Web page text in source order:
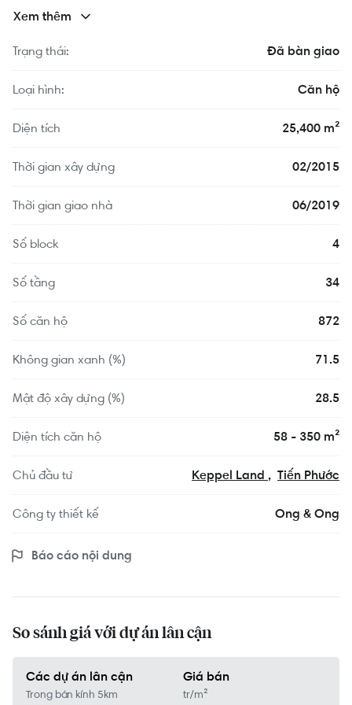
vậy, bạn đọc và khách hàng chỉ xem đây là nguồn tham
khảo. Rever không chịu trách nhiệm gì đối với bất kỳ thiệt hại
trực tiếp hay do hậu quả phát sinh từ việc sử dụng thông tin
Xem thêm
Trạng thái: Đã bàn giao
Loại hình: Căn hộ
Diện tích 25,400 m²
Thời gian xây dựng 02/2015
Thời gian giao nhà 06/2019
Số block 4
Số tầng 34
Số căn hộ 872
Không gian xanh (%) 71.5
Mật độ xây dựng (%) 28.5
Diện tích căn hộ 58 - 350 m²
Chủ đầu tư Keppel Land Tiến Phước
Công ty thiết kế Ong & Ong
Báo cáo nội dung
So sánh giá với dự án lân cận
Các dự án lân cận
Trong bán kính 5km
Giá bán
tr/m²